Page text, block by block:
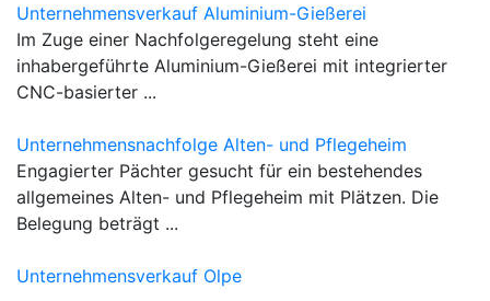
Unternehmensverkauf Aluminium-Gießerei
Im Zuge einer Nachfolgeregelung steht eine
inhabergeführte Aluminium-Gießerei mit integrierter
CNC-basierter ...
Unternehmensnachfolge Alten- und Pflegeheim
Engagierter Pächter gesucht für ein bestehendes
allgemeines Alten- und Pflegeheim mit Plätzen. Die
Belegung beträgt ...
Unternehmensverkauf Olpe